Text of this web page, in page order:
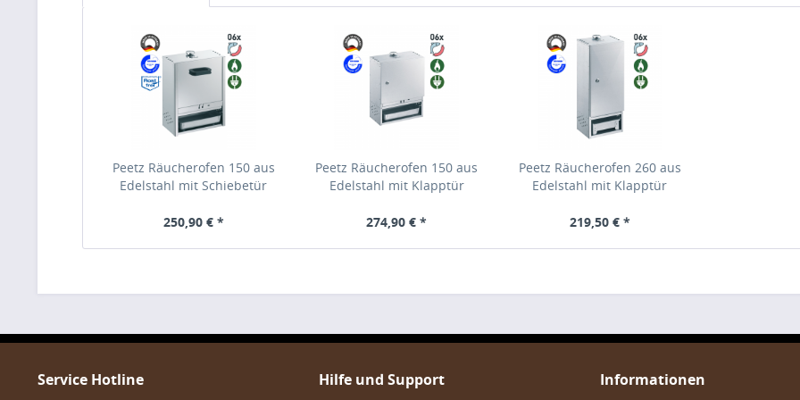
Peetz Räucherofen 150 aus
Edelstahl mit Schiebetür
250,90 € *
Peetz Räucherofen 150 aus
Edelstahl mit Klapptür
274,90 € *
Peetz Räucherofen 260 aus
Edelstahl mit Klapptür
219,50 € *
Service Hotline Hilfe und Support Informationen